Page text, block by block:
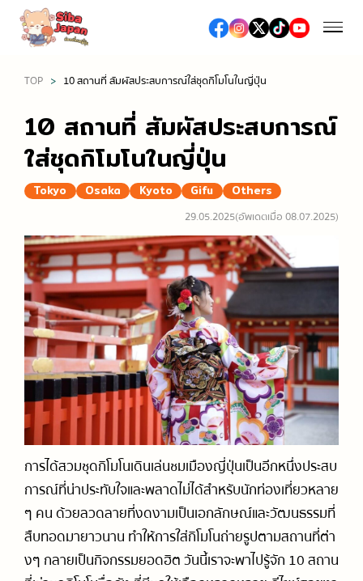
ฤดูใบไม้ผลิ (เทศกาลชมซากุระ / ดื่มมัทฉะ)
ฤดูร้อน (เทศกาลดอกไม้ไฟ / เที่ยวทะเล / งานเทศกาลต่าง
ๆ)
ฤดูหนาว (หิมะ / ออนเซ็น / เทศกาลประดับไฟ)
อาหารและร้านอาหาร
อาหารญี่ปุ่น
ซูชิ / เนื้อย่าง / ราเมง
ร้านอาหารหรู, ร้านอาหารระดับมิชลิน
สตรีทฟู้ด
ห้างสรรพสินค้าเอาท์เล็ต
ห้างสรรพสินค้า
ร้านขายยา / ร้านเครื่องสำอางค์
ร้านขายเครื่องใช้ไฟฟ้าและสินค้าปลอดภาษี
ร้านจำหน่ายการ์ตูนและสินค้าคาแรกเตอร์การ์ตูน
ร้านของฝาก
เที่ยว/ทำกิจกรรม
สถานที่ท่องเที่ยวทางธรรมชาติ
โรงแรม
ออนเซ็น / เรียวกัง
วัด / ศาลเจ้า / สถานที่ทางประวัติศาสตร์
สกี, สโนว์บอร์ด
สวนสนุก
เที่ยวญี่ปุ่นครั้งแรก
การเดินทางในญี่ปุ่น (รถไฟ / รถบัส)
รวมสำนวนภาษาญี่ปุ่นที่ใช้ได้จริง
แนะนำเกี่ยวกับมารยาทและวัฒนธรรม
TOP 10 สถานที่ สัมผัสประสบการณ์ใส่ชุดกิโมโนในญี่ปุ่น
10 สถานที่ สัมผัสประสบการณ์
ใส่ชุดกิโมโนในญี่ปุ่น
Tokyo Osaka Kyoto Gifu Others
29.05.2025(อัพเดตเมื่อ 08.07.2025)
การได้สวมชุดกิโมโนเดินเล่นชมเมืองญี่ปุ่นเป็นอีกหนึ่งประสบ
การณ์ที่น่าประทับใจและพลาดไม่ได้สำหรับนักท่องเที่ยวหลาย
ๆ คน ด้วยลวดลายที่งดงามเป็นเอกลักษณ์และวัฒนธรรมที่
สืบทอดมายาวนาน ทำให้การใส่กิโมโนถ่ายรูปตามสถานที่ต่า
งๆ กลายเป็นกิจกรรมยอดฮิต วันนี้เราจะพาไปรู้จัก 10 สถาน